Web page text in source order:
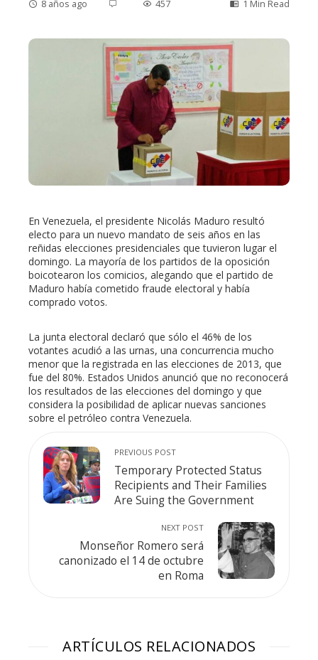
8 años ago 457 1 Min Read
En Venezuela, el presidente Nicolás Maduro resultó
electo para un nuevo mandato de seis años en las
reñidas elecciones presidenciales que tuvieron lugar el
domingo. La mayoría de los partidos de la oposición
boicotearon los comicios, alegando que el partido de
Maduro había cometido fraude electoral y había
comprado votos.
La junta electoral declaró que sólo el 46% de los
votantes acudió a las urnas, una concurrencia mucho
menor que la registrada en las elecciones de 2013, que
fue del 80%. Estados Unidos anunció que no reconocerá
los resultados de las elecciones del domingo y que
considera la posibilidad de aplicar nuevas sanciones
sobre el petróleo contra Venezuela.
PREVIOUS POST
Temporary Protected Status
Recipients and Their Families
Are Suing the Government
NEXT POST
Monseñor Romero será
canonizado el 14 de octubre
en Roma
ARTÍCULOS RELACIONADOS